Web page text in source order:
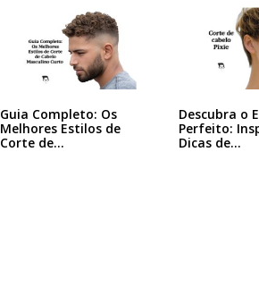
Guia Completo: Os
Melhores Estilos de
Corte de…
Descubra o
Perfeito:
Dicas de…